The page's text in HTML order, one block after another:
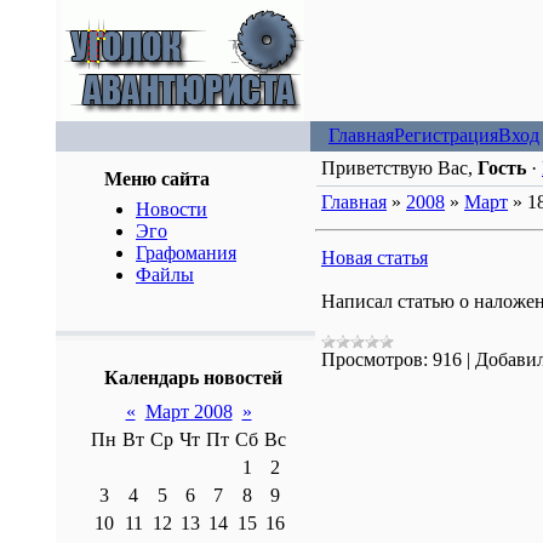
ГлавнаяРегистрацияВход
Меню сайта
Новости
Эго
Графомания
Файлы
Календарь новостей
« Март 2008 »
Пн Вт Ср Чт Пт Сб Вс
1
2
3
4 5 6 7 8
9
10
11 12 13 14 15 16
Приветствую Вас, Гость ·
Главная » 2008 » Март »
Новая статья
Написал статью о
Просмотров: 916 |